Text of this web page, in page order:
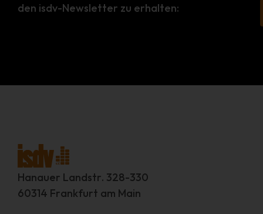
den isdv-Newsletter zu erhalten:
Hanauer Landstr. 328-330
60314 Frankfurt am Main